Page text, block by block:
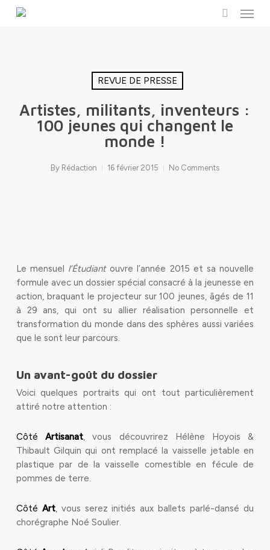
Menu
REVUE DE PRESSE
Artistes, militants, inventeurs :
100 jeunes qui changent le
monde !
By Rédaction 16 février 2015 No Comments
Le mensuel l’Étudiantouvre l’année 2015 et sa nouvelle
formule avec un dossier spécial consacré à la jeunesse en
action, braquant le projecteur sur 100 jeunes, âgés de 11
à 29 ans, qui ont su allier réalisation personnelle et
transformation du monde dans des sphères aussi variées
que le sont leur parcours.
Un avant-goût du dossier
Voici quelques portraits qui ont tout particulièrement
attiré notre attention :
Côté Artisanat, vous découvrirez Hélène Hoyois &
Thibault Gilquin qui ont remplacé la vaisselle jetable en
plastique par de la vaisselle comestible en fécule de
pommes de terre.
Côté Art, vous serez initiés aux ballets parlé-dansé du
chorégraphe Noé Soulier.